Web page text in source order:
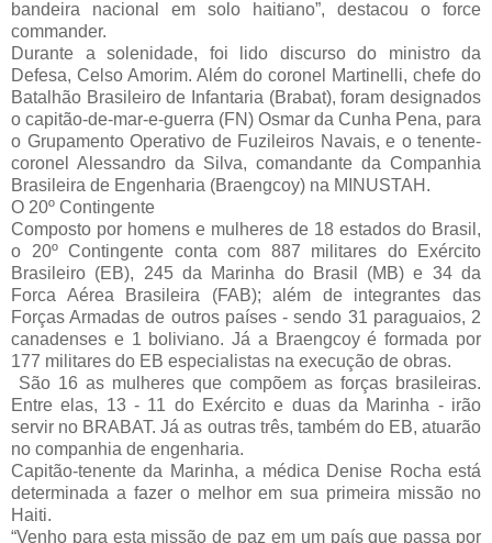
bandeira nacional em solo haitiano”, destacou o force
commander.
Durante a solenidade, foi lido discurso do ministro da
Defesa, Celso Amorim. Além do coronel Martinelli, chefe do
Batalhão Brasileiro de Infantaria (Brabat), foram designados
o capitão-de-mar-e-guerra (FN) Osmar da Cunha Pena, para
o Grupamento Operativo de Fuzileiros Navais, e o tenente-
coronel Alessandro da Silva, comandante da Companhia
Brasileira de Engenharia (Braengcoy) na MINUSTAH.
O 20º Contingente
Composto por homens e mulheres de 18 estados do Brasil,
o 20º Contingente conta com 887 militares do Exército
Brasileiro (EB), 245 da Marinha do Brasil (MB) e 34 da
Forca Aérea Brasileira (FAB); além de integrantes das
Forças Armadas de outros países - sendo 31 paraguaios, 2
canadenses e 1 boliviano. Já a Braengcoy é formada por
177 militares do EB especialistas na execução de obras.
São 16 as mulheres que compõem as forças brasileiras.
Entre elas, 13 - 11 do Exército e duas da Marinha - irão
servir no BRABAT. Já as outras três, também do EB, atuarão
no companhia de engenharia.
Capitão-tenente da Marinha, a médica Denise Rocha está
determinada a fazer o melhor em sua primeira missão no
Haiti.
“Venho para esta missão de paz em um país que passa por